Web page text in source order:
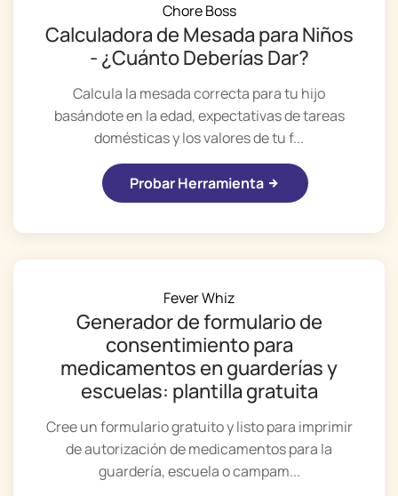
Chore Boss
Calculadora de Mesada para Niños
- ¿Cuánto Deberías Dar?
Calcula la mesada correcta para tu hijo
basándote en la edad, expectativas de tareas
domésticas y los valores de tu f...
Probar Herramienta
Fever Whiz
Generador de formulario de
consentimiento para
medicamentos en guarderías y
escuelas: plantilla gratuita
Cree un formulario gratuito y listo para imprimir
de autorización de medicamentos para la
guardería, escuela o campam...